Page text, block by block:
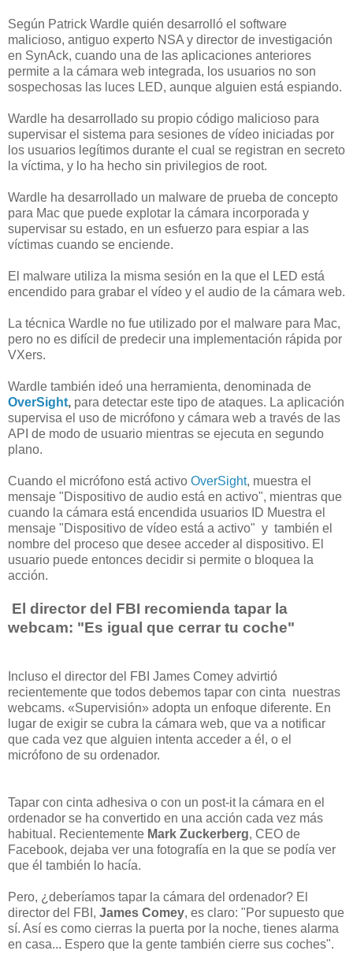
Según Patrick Wardle quién desarrolló el software
malicioso, antiguo experto NSA y director de investigación
en SynAck, cuando una de las aplicaciones anteriores
permite a la cámara web integrada, los usuarios no son
sospechosas las luces LED, aunque alguien está espiando.
Wardle ha desarrollado su propio código malicioso para
supervisar el sistema para sesiones de vídeo iniciadas por
los usuarios legítimos durante el cual se registran en secreto
la víctima, y lo ha hecho sin privilegios de root.
Wardle ha desarrollado un malware de prueba de concepto
para Mac que puede explotar la cámara incorporada y
supervisar su estado, en un esfuerzo para espiar a las
víctimas cuando se enciende.
El malware utiliza la misma sesión en la que el LED está
encendido para grabar el vídeo y el audio de la cámara web.
La técnica Wardle no fue utilizado por el malware para Mac,
pero no es difícil de predecir una implementación rápida por
VXers.
Wardle también ideó una herramienta, denominada de
OverSight, para detectar este tipo de ataques. La aplicación
supervisa el uso de micrófono y cámara web a través de las
API de modo de usuario mientras se ejecuta en segundo
plano.
Cuando el micrófono está activo OverSight, muestra el
mensaje "Dispositivo de audio está en activo", mientras que
cuando la cámara está encendida usuarios ID Muestra el
mensaje "Dispositivo de vídeo está a activo" y también el
nombre del proceso que desee acceder al dispositivo. El
usuario puede entonces decidir si permite o bloquea la
acción.
El director del FBI recomienda tapar la
webcam: "Es igual que cerrar tu coche"
Incluso el director del FBI James Comey advirtió
recientemente que todos debemos tapar con cinta nuestras
webcams. «Supervisión» adopta un enfoque diferente. En
lugar de exigir se cubra la cámara web, que va a notificar
que cada vez que alguien intenta acceder a él, o el
micrófono de su ordenador.
Tapar con cinta adhesiva o con un post-it la cámara en el
ordenador se ha convertido en una acción cada vez más
habitual. Recientemente Mark Zuckerberg, CEO de
Facebook, dejaba ver una fotografía en la que se podía ver
que él también lo hacía.
Pero, ¿deberíamos tapar la cámara del ordenador? El
director del FBI, James Comey, es claro: "Por supuesto que
sí. Así es como cierras la puerta por la noche, tienes alarma
en casa... Espero que la gente también cierre sus coches".